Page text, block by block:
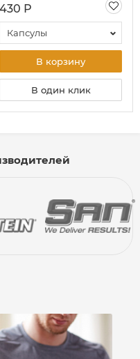
430 Р
Капсулы
В корзину
В один клик